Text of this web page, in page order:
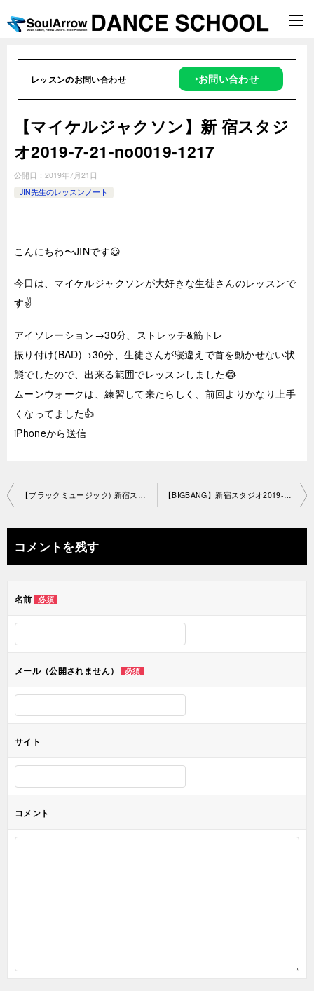
レッスンのお問い合わせ ‣お問い合わせ
【マイケルジャクソン】新 宿スタジ
オ2019-7-21-no0019-1217
公開日： 2019年7月21日
JIN先生のレッスンノート
こんにちわ〜JINです😃
今日は、マイケルジャクソンが大好きな生徒さんのレッスンで
す✌️
アイソレーション→30分、ストレッチ&筋トレ
振り付け(BAD)→30分、生徒さんが寝違えで首を動かせない状
態でしたので、出来る範囲でレッスンしました😂
ムーンウォークは、練習して来たらしく、前回よりかなり上手
くなってました👍
iPhoneから送信
投
ナ
ビ
ー
ン
【ブラックミュージック) 新宿スタジオ2019-7-21-no0019-1239 【BIGBANG】新宿スタジオ2019-7-24-no0019-1249
コメントを残す
名前 必須
メール（公開されません） 必須
サイト
コメント